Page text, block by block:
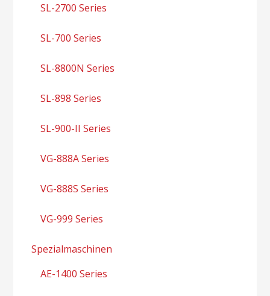
SL-2700 Series
SL-700 Series
SL-8800N Series
SL-898 Series
SL-900-II Series
VG-888A Series
VG-888S Series
VG-999 Series
Spezialmaschinen
AE-1400 Series